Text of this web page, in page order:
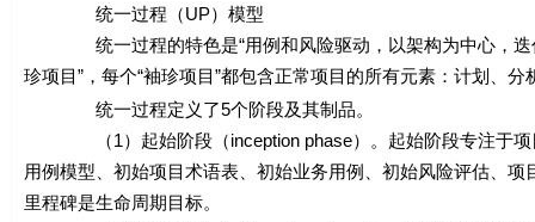
统一过程（UP）模型
统一过程的特色是“用例和风险驱动，以架构为中心，迭代
珍项目”，每个“袖珍项目”都包含正常项目的所有元素：计划、
统一过程定义了5个阶段及其制品。
（1）起始阶段（inception phase）。起始阶段专注于项目
用例模型、初始项目术语表、初始业务用例、初始风险评估、
里程碑是生命周期目标。